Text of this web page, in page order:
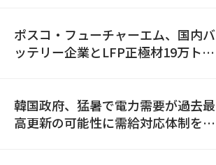
ポスコ・フューチャーエム、国内バ
ッテリー企業とLFP正極材19万トン
韓国政府、猛暑で電力需要が過去最
高更新の可能性に需給対応体制を点